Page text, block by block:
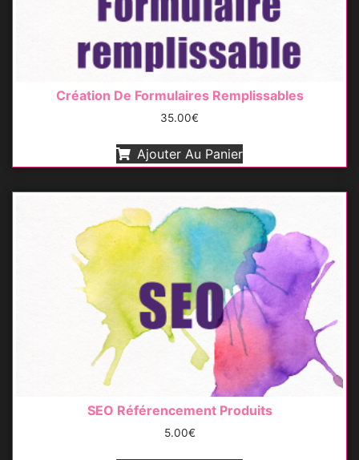
Création De Formulaires Remplissables
35.00€
Ajouter Au Panier
SEO Référencement Produits
5.00€